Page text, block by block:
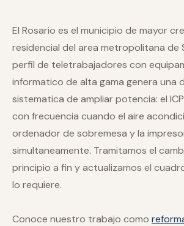
El Rosario es el municipio de mayor
residencial del area metropolitana de
perfil de teletrabajadores con
informatico de alta gama genera una
sistematica de ampliar potencia: el
con frecuencia cuando el aire
ordenador de sobremesa y la
simultaneamente. Tramitamos el
principio a fin y actualizamos el
lo requiere.
Conoce nuestro trabajo como